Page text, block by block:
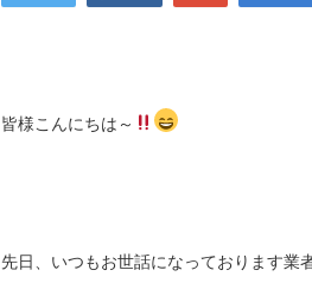
皆様こんにちは～
先日、いつもお世話になっております業